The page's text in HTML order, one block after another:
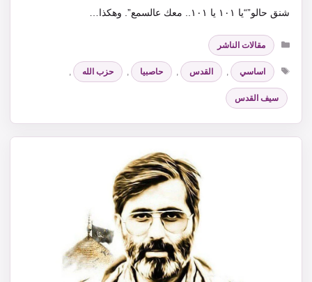
شنق حالو”“يا ١٠١ يا ١٠١.. معك عالسمع”. وهكذا…
التصنيفات
مقالات الناشر
الوسوم
اساسي القدس حاصبيا حزب الله
سيف القدس